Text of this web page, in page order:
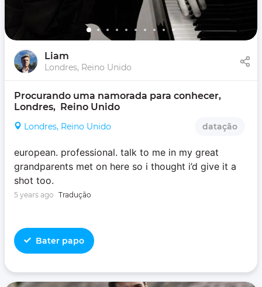
Liam
Londres, Reino Unido
Procurando uma namorada para conhecer,
Londres,  Reino Unido
Londres, Reino Unido datação
european. professional. talk to me in my great
grandparents met on here so i thought i’d give it a
shot too.
5 years ago Tradução
Bater papo